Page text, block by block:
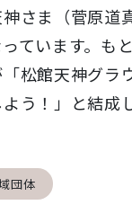
さま（菅原道
ています。も
松館天神グラ
う！」と結成
団体